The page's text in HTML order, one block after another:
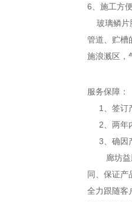
6、施工方
玻璃鳞片
管道、贮槽
施浪溅区，
服务保障：
1、签订
2、两年
3、确因
廊坊益腾
同、保证产
全力跟随客